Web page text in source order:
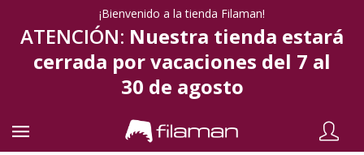
¡Bienvenido a la tienda Filaman!
ATENCIÓN: Nuestra tienda estará
cerrada por vacaciones del 7 al
30 de agosto